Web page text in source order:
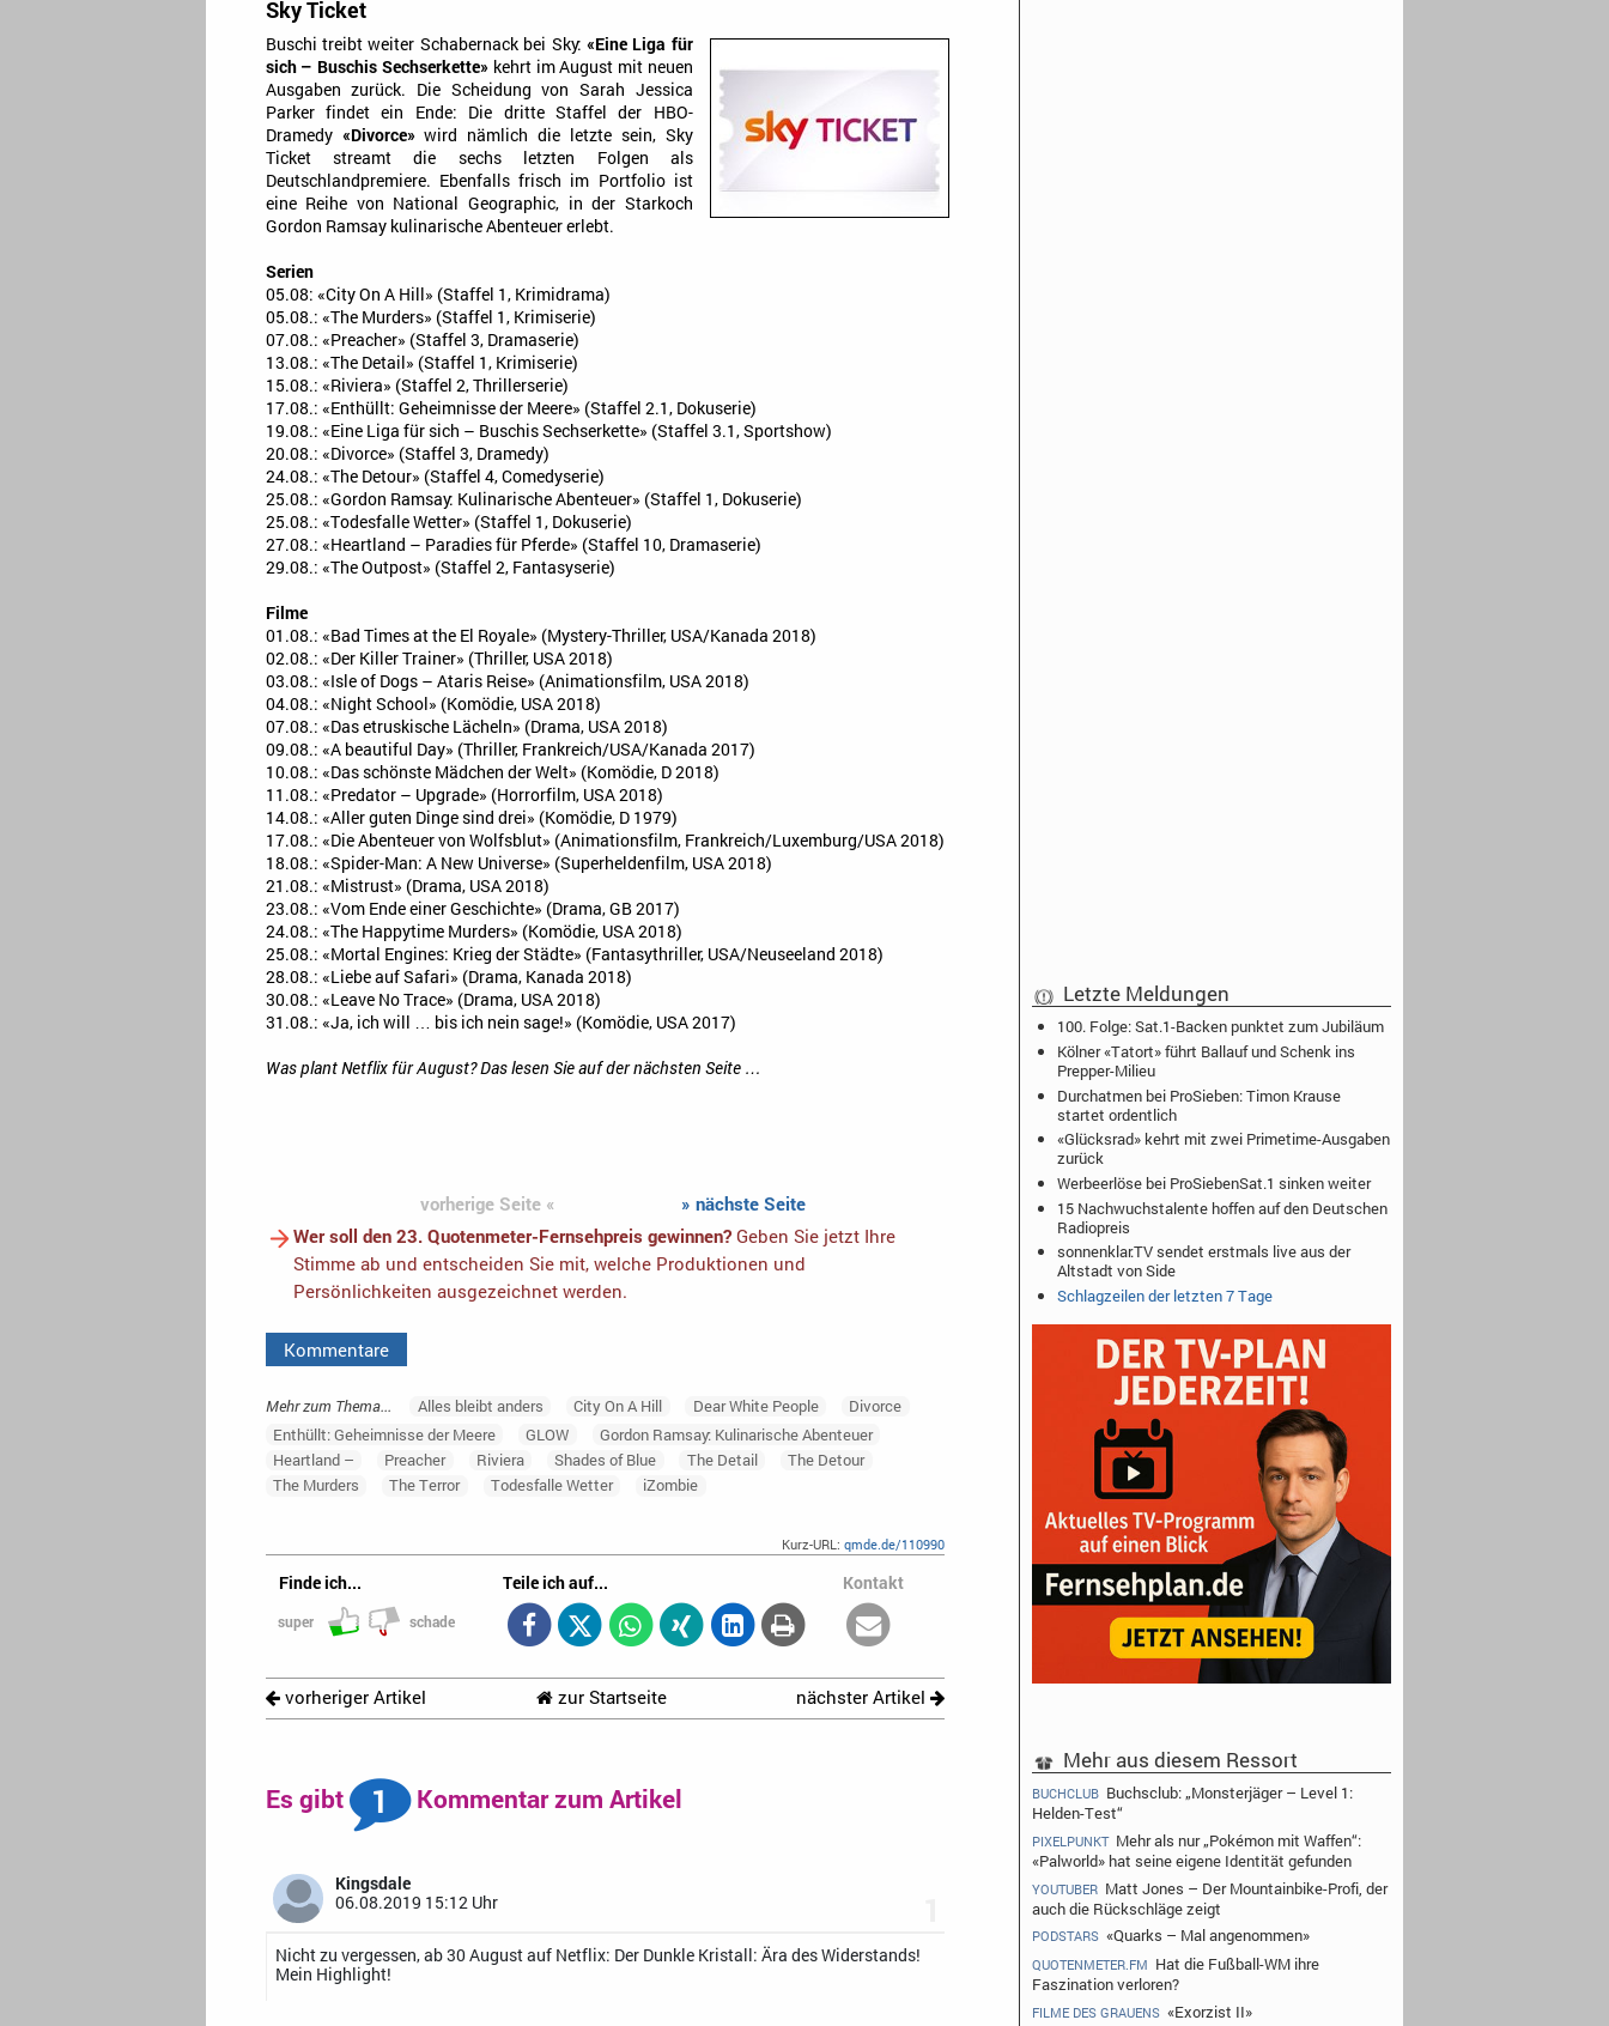
Sky Ticket
Buschi treibt weiter Schabernack bei Sky:«Eine Liga für
sich – Buschis Sechserkette» kehrt im August mit neuen
Ausgaben zurück. Die Scheidung von Sarah Jessica
Parker findet ein Ende: Die dritte Staffel der HBO-
Dramedy «Divorce» wird nämlich die letzte sein, Sky
Ticket streamt die sechs letzten Folgen als
Deutschlandpremiere. Ebenfalls frisch im Portfolio ist
eine Reihe von National Geographic, in der Starkoch
Gordon Ramsay kulinarische Abenteuer erlebt.
Serien
05.08: «City On A Hill» (Staffel 1, Krimidrama)
05.08.: «The Murders» (Staffel 1, Krimiserie)
07.08.: «Preacher» (Staffel 3, Dramaserie)
13.08.: «The Detail» (Staffel 1, Krimiserie)
15.08.: «Riviera» (Staffel 2, Thrillerserie)
17.08.: «Enthüllt: Geheimnisse der Meere» (Staffel 2.1, Dokuserie)
19.08.: «Eine Liga für sich – Buschis Sechserkette» (Staffel 3.1, Sportshow)
20.08.: «Divorce» (Staffel 3, Dramedy)
24.08.: «The Detour» (Staffel 4, Comedyserie)
25.08.: «Gordon Ramsay: Kulinarische Abenteuer» (Staffel 1, Dokuserie)
25.08.: «Todesfalle Wetter» (Staffel 1, Dokuserie)
27.08.: «Heartland – Paradies für Pferde» (Staffel 10, Dramaserie)
29.08.: «The Outpost» (Staffel 2, Fantasyserie)
Filme
01.08.: «Bad Times at the El Royale» (Mystery-Thriller, USA/Kanada 2018)
02.08.: «Der Killer Trainer» (Thriller, USA 2018)
03.08.: «Isle of Dogs – Ataris Reise» (Animationsfilm, USA 2018)
04.08.: «Night School» (Komödie, USA 2018)
07.08.: «Das etruskische Lächeln» (Drama, USA 2018)
09.08.: «A beautiful Day» (Thriller, Frankreich/USA/Kanada 2017)
10.08.: «Das schönste Mädchen der Welt» (Komödie, D 2018)
11.08.: «Predator – Upgrade» (Horrorfilm, USA 2018)
14.08.: «Aller guten Dinge sind drei» (Komödie, D 1979)
17.08.: «Die Abenteuer von Wolfsblut» (Animationsfilm, Frankreich/Luxemburg/USA 2018)
18.08.: «Spider-Man: A New Universe» (Superheldenfilm, USA 2018)
21.08.: «Mistrust» (Drama, USA 2018)
23.08.: «Vom Ende einer Geschichte» (Drama, GB 2017)
24.08.: «The Happytime Murders» (Komödie, USA 2018)
25.08.: «Mortal Engines: Krieg der Städte» (Fantasythriller, USA/Neuseeland 2018)
28.08.: «Liebe auf Safari» (Drama, Kanada 2018)
30.08.: «Leave No Trace» (Drama, USA 2018)
31.08.: «Ja, ich will … bis ich nein sage!» (Komödie, USA 2017)
Was plant Netflix für August? Das lesen Sie auf der nächsten Seite …
vorherige Seite «
» nächste Seite
Wer soll den 23. Quotenmeter-Fernsehpreis gewinnen?Geben Sie jetzt Ihre
Stimme ab und entscheiden Sie mit, welche Produktionen und
Persönlichkeiten ausgezeichnet werden.
Kommentare
Mehr zum Thema... Alles bleibt anders City On A Hill Dear White People
Divorce
Enthüllt: Geheimnisse der Meere
GLOW
Gordon Ramsay: Kulinarische Abenteuer
Heartland –
Preacher Riviera Shades of Blue The Detail
The Detour
The Murders
The Terror Todesfalle Wetter iZombie
Kurz-URL:qmde.de/110990
Finde ich...
super schade
Teile ich auf... Kontakt
vorheriger Artikel zur Startseite nächster Artikel
Es gibt 1 Kommentar zum Artikel
Kingsdale
06.08.2019 15:12 Uhr
Nicht zu vergessen, ab 30 August auf Netflix: Der Dunkle Kristall: Ära des Widerstands!
Mein Highlight!
Letzte Meldungen
100. Folge: Sat.1-Backen punktet zum Jubiläum
Kölner «Tatort» führt Ballauf und Schenk ins
Prepper-Milieu
Durchatmen bei ProSieben: Timon Krause
startet ordentlich
«Glücksrad» kehrt mit zwei Primetime-Ausgaben
zurück
Werbeerlöse bei ProSiebenSat.1 sinken weiter
15 Nachwuchstalente hoffen auf den Deutschen
Radiopreis
sonnenklar.TV sendet erstmals live aus der
Altstadt von Side
Schlagzeilen der letzten 7 Tage
Mehr aus diesem Ressort
BUCHCLUB Buchsclub: „Monsterjäger – Level 1:
Helden-Test“
PIXELPUNKT Mehr als nur „Pokémon mit Waffen“:
«Palworld» hat seine eigene Identität gefunden
YOUTUBER Matt Jones – Der Mountainbike-Profi, der
auch die Rückschläge zeigt
PODSTARS «Quarks – Mal angenommen»
QUOTENMETER.FM Hat die Fußball-WM ihre
Faszination verloren?
FILME DES GRAUENS «Exorzist II»